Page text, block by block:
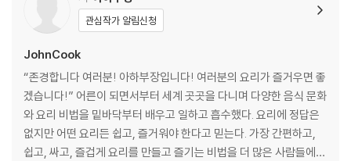
TOP 10 바삭바삭 해물파전 · 044
TOP 11 10분 완성 겉절이 · 046
TOP 12 제대로 만든 잔치국수 · 048
TOP 13 고슬고슬 새우볶음밥 · 050
TOP 14 갈비탕과 갈비찜 · 052
TOP 15 충청도식 비빔냉면 · 054
TOP 16 탱글탱글 닭볶음탕 · 056
TOP 17 쫀득한 전문점 족발 · 058
관심작가 알림신청
JohnCook
“존경합니다 여러분! 아하부장입니다! 여러분의 요리가 즐거우면 좋
겠습니다!” 어른이 되면서부터 세계 곳곳을 다니며 다양한 음식 문화
와 요리 비법을 밑바닥부터 배우고 일하고 흡수했다. 요리에 정답은
없지만 어떤 요리든 쉽고, 즐거워야 한다고 믿는다. 가장 간편하고,
쉽고, 싸고, 즐겁게 요리를 만들고 즐기는 비법을 더 많은 사람들에게